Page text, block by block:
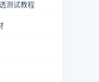
测试教程